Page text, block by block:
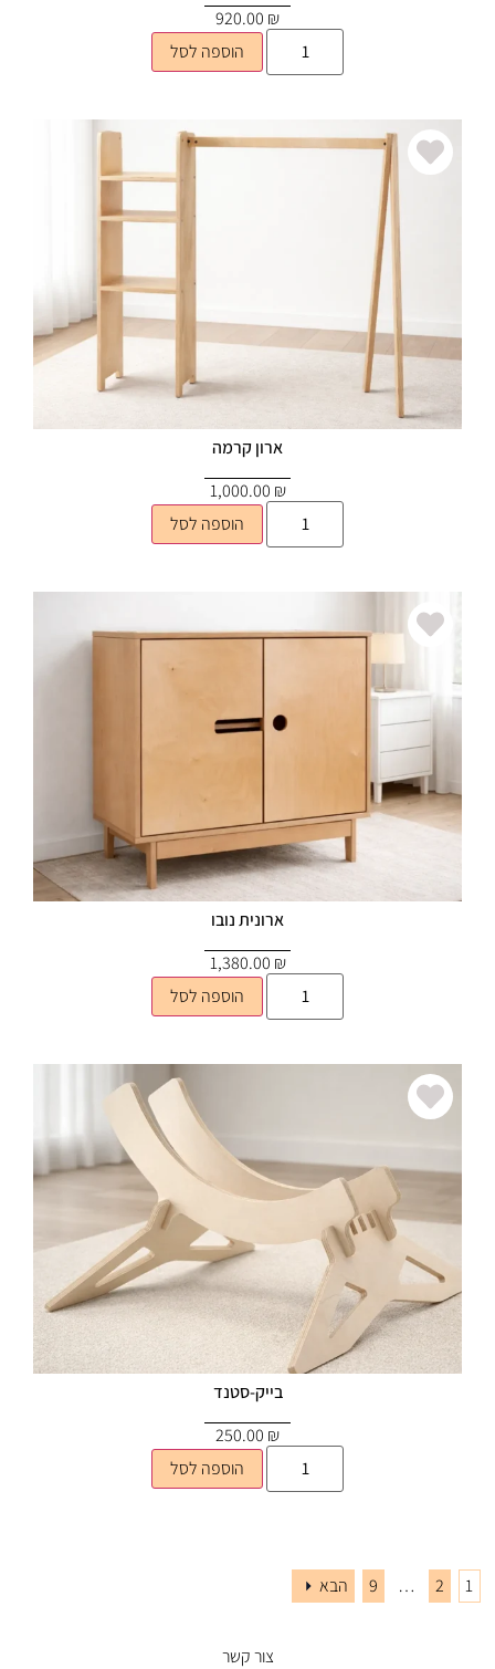
₪
הוספה לסל
ארון קרמה
₪
הוספה לסל
ארונית נובו
₪
הוספה לסל
בייק-סטנד
₪
הוספה לסל
1
2
…
9 הבא
צור קשר